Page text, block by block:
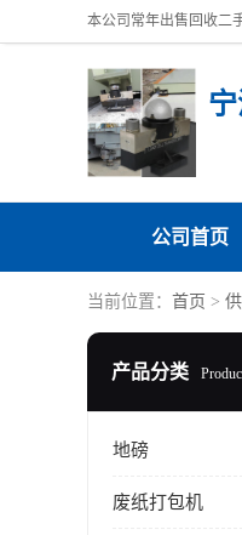
公司首页
当前位置： 首页 >
产品分类
地磅
废纸打包机